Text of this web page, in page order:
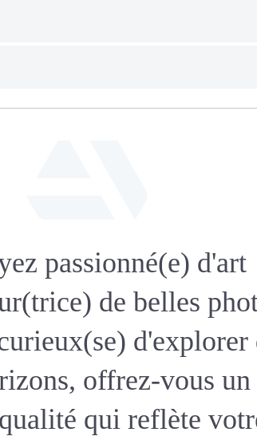
artstation
passionné(e) d'art
de belles
d'explorer
offrez-vous un
qui reflète